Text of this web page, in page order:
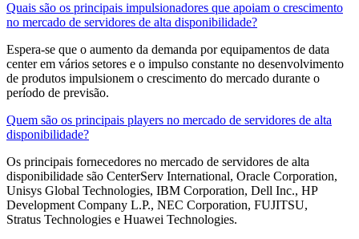
Quais são os principais impulsionadores que apoiam o crescimento
no mercado de servidores de alta disponibilidade?
Espera-se que o aumento da demanda por equipamentos de data
center em vários setores e o impulso constante no desenvolvimento
de produtos impulsionem o crescimento do mercado durante o
período de previsão.
Quem são os principais players no mercado de servidores de alta
disponibilidade?
Os principais fornecedores no mercado de servidores de alta
disponibilidade são CenterServ International, Oracle Corporation,
Unisys Global Technologies, IBM Corporation, Dell Inc., HP
Development Company L.P., NEC Corporation, FUJITSU,
Stratus Technologies e Huawei Technologies.